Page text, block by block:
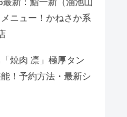
最新：鮨一新（溜池山
ニュー！かねさか系
「焼肉 凛」極厚タン
！予約方法・最新シ